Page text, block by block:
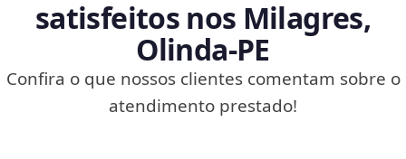
satisfeitos nos Milagres,
Olinda‑PE
Confira o que nossos clientes comentam sobre o
atendimento prestado!